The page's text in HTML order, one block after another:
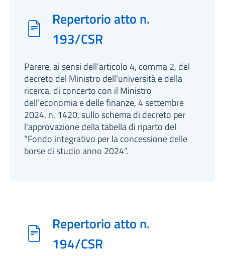
Repertorio atto n.
193/CSR
Parere, ai sensi dell’articolo 4, comma 2, del
decreto del Ministro dell’università e della
ricerca, di concerto con il Ministro
dell’economia e delle finanze, 4 settembre
2024, n. 1420, sullo schema di decreto per
l'approvazione della tabella di riparto del
“Fondo integrativo per la concessione delle
borse di studio anno 2024”.
Repertorio atto n.
194/CSR